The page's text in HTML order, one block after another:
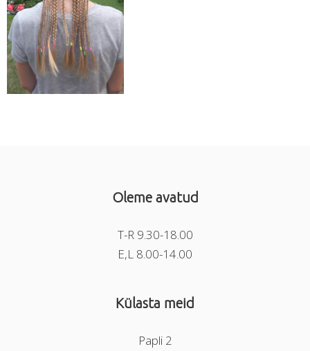
Oleme avatud
T-R 9.30-18.00
E,L 8.00-14.00
Külasta meid
Papli 2